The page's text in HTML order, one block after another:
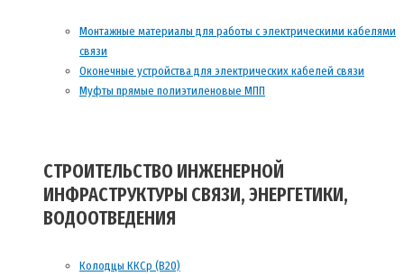
Монтажные материалы для работы с электрическими кабелями
связи
Оконечные устройства для электрических кабелей связи
Муфты прямые полиэтиленовые МПП
СТРОИТЕЛЬСТВО ИНЖЕНЕРНОЙ
ИНФРАСТРУКТУРЫ СВЯЗИ, ЭНЕРГЕТИКИ,
ВОДООТВЕДЕНИЯ
Колодцы ККСр (В20)